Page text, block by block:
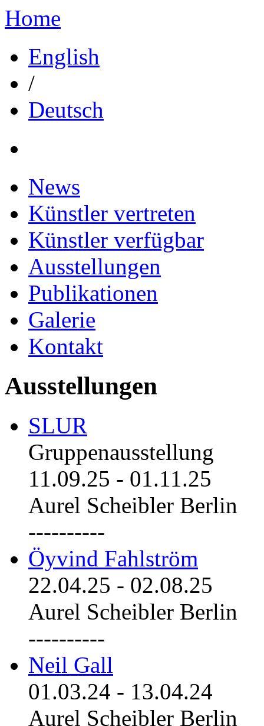
Home
English
/
Deutsch
News
Künstler vertreten
Künstler verfügbar
Ausstellungen
Publikationen
Galerie
Kontakt
Ausstellungen
SLUR
Gruppenausstellung
11.09.25 - 01.11.25
Aurel Scheibler Berlin
----------
Öyvind Fahlström
22.04.25 - 02.08.25
Aurel Scheibler Berlin
----------
Neil Gall
01.03.24 - 13.04.24
Aurel Scheibler Berlin